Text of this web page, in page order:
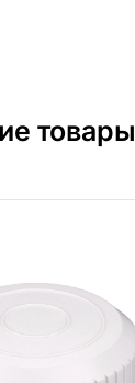
товары